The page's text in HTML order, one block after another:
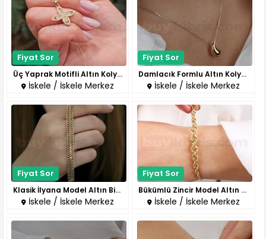
Fiyat Sor
Üç Yaprak Motifli Altın Kolye..
İskele / İskele Merkez
Fiyat Sor
Damlacık Formlu Altın Kolye..
İskele / İskele Merkez
Fiyat Sor
Klasik İlyana Model Altın Bile..
İskele / İskele Merkez
Fiyat Sor
Bükümlü Zincir Model Altın Bil..
İskele / İskele Merkez